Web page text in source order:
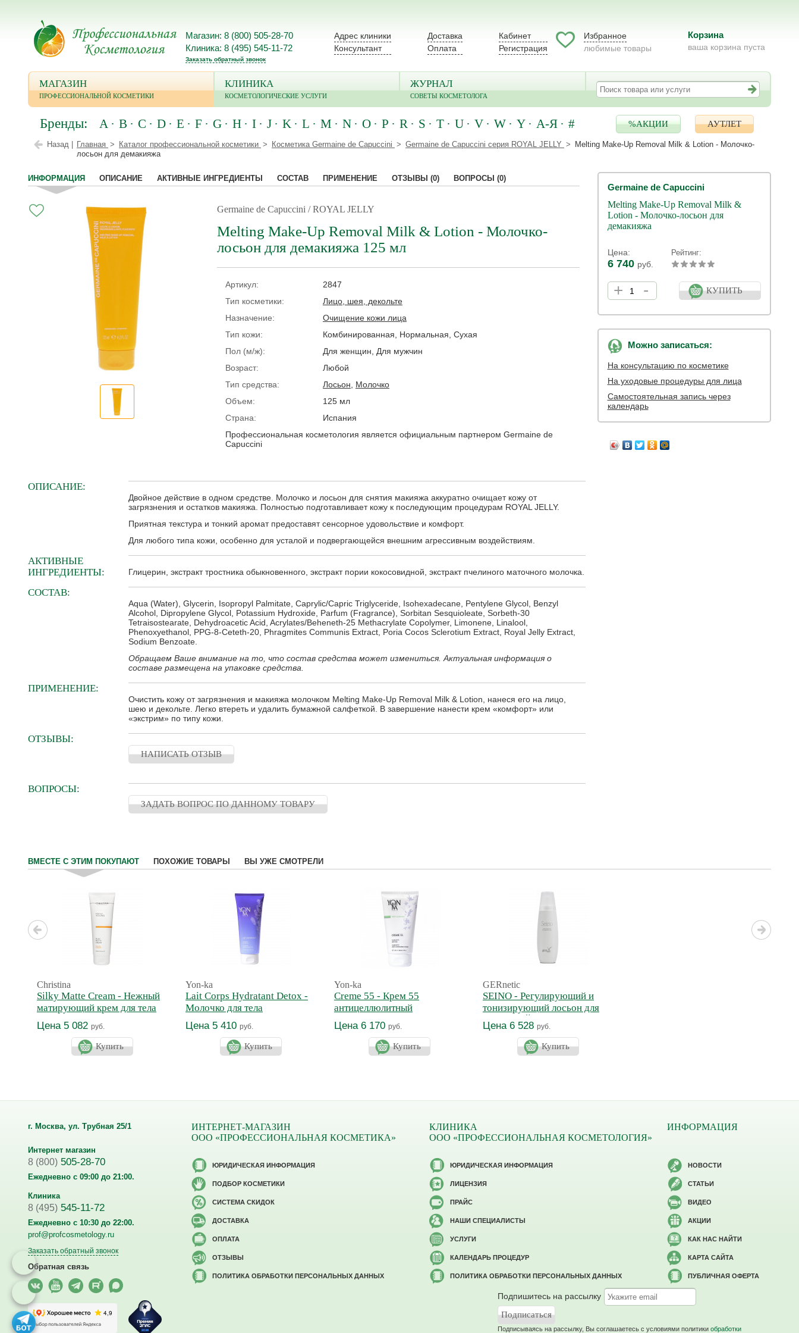
Магазин: 8 (800) 505-28-70
Клиника: 8 (495) 545-11-72
Заказать обратный звонок
Адрес клиники
Консультант
Доставка
Оплата
Кабинет
Регистрация
Избранное
любимые товары
Корзина
ваша корзина пуста
МАГАЗИН
ПРОФЕССИОНАЛЬНОЙ КОСМЕТИКИ
КЛИНИКА
КОСМЕТОЛОГИЧЕСКИЕ УСЛУГИ
ЖУРНАЛ
СОВЕТЫ КОСМЕТОЛОГА
Бренды: A B C D E F G H I J K L M N O P R S T U V W Y А-Я # %АКЦИИ АУТЛЕТ
Назад | Главная Каталог профессиональной косметики Косметика Germaine de Capuccini Germaine de Capuccini серия ROYAL JELLY
Melting Make-Up Removal Milk & Lotion - Молочко-
лосьон для демакияжа
ИНФОРМАЦИЯ ОПИСАНИЕ АКТИВНЫЕ ИНГРЕДИЕНТЫ СОСТАВ ПРИМЕНЕНИЕ ОТЗЫВЫ (0) ВОПРОСЫ (0)
Germaine de Capuccini / ROYAL JELLY
Melting Make-Up Removal Milk & Lotion - Молочко-
лосьон для демакияжа 125 мл
Артикул:
2847
Тип косметики:
Лицо, шея, декольте
Назначение:
Очищение кожи лица
Тип кожи:
Комбинированная, Нормальная, Сухая
Пол (м/ж):
Для женщин, Для мужчин
Возраст:
Любой
Тип средства:
Лосьон
Молочко
Объем:
125 мл
Страна:
Испания
Профессиональная косметология является официальным партнером Germaine de
Capuccini
Germaine de Capuccini
Melting Make-Up Removal Milk &
Lotion - Молочко-лосьон для
демакияжа
Цена:
6 740 руб.
Рейтинг:
+ - КУПИТЬ
Можно записаться:
На консультацию по косметике
На уходовые процедуры для лица
Самостоятельная запись через
календарь
ОПИСАНИЕ:
Двойное действие в одном средстве. Молочко и лосьон для снятия макияжа аккуратно очищает кожу от
загрязнения и остатков макияжа. Полностью подготавливает кожу к последующим процедурам ROYAL JELLY.
Приятная текстура и тонкий аромат предоставят сенсорное удовольствие и комфорт.
Для любого типа кожи, особенно для усталой и подвергающейся внешним агрессивным воздействиям.
АКТИВНЫЕ
ИНГРЕДИЕНТЫ:
Глицерин, экстракт тростника обыкновенного, экстракт пории кокосовидной, экстракт пчелиного маточного молочка.
СОСТАВ:
Aqua (Water), Glycerin, Isopropyl Palmitate, Caprylic/Capric Triglyceride, Isohexadecane, Pentylene Glycol, Benzyl
Alcohol, Dipropylene Glycol, Potassium Hydroxide, Parfum (Fragrance), Sorbitan Sesquioleate, Sorbeth-30
Tetraisostearate, Dehydroacetic Acid, Acrylates/Beheneth-25 Methacrylate Copolymer, Limonene, Linalool,
Phenoxyethanol, PPG-8-Ceteth-20, Phragmites Communis Extract, Poria Cocos Sclerotium Extract, Royal Jelly Extract,
Sodium Benzoate.
Обращаем Ваше внимание на то, что состав средства может измениться. Актуальная информация о
составе размещена на упаковке средства.
ПРИМЕНЕНИЕ:
Очистить кожу от загрязнения и макияжа молочком Melting Make-Up Removal Milk & Lotion, нанеся его на лицо,
шею и декольте. Легко втереть и удалить бумажной салфеткой. В завершение нанести крем «комфорт» или
«экстрим» по типу кожи.
ОТЗЫВЫ:
НАПИСАТЬ ОТЗЫВ
ВОПРОСЫ:
ЗАДАТЬ ВОПРОС ПО ДАННОМУ ТОВАРУ
ВМЕСТЕ С ЭТИМ ПОКУПАЮТ ПОХОЖИЕ ТОВАРЫ ВЫ УЖЕ СМОТРЕЛИ
Christina
Silky Matte Cream - Нежный
матирующий крем для тела
Цена 5 082 руб.
Купить
Yon-ka
Lait Corps Hydratant Detox -
Молочко для тела
увлажняющее Прованс
Цена 5 410 руб.
Купить
Yon-ka
Creme 55 - Крем 55
антицеллюлитный
Цена 6 170 руб.
Купить
GERnetic
SEINO - Регулирующий и
тонизирующий лосьон для
бюста СЕЙНО
Цена 6 528 руб.
Купить
г. Москва, ул. Трубная 25/1
Интернет магазин
8 (800) 505-28-70
Ежедневно с 09:00 до 21:00.
Клиника
8 (495) 545-11-72
Ежедневно с 10:30 до 22:00.
prof@profcosmetology.ru
Заказать обратный звонок
Обратная связь
ИНТЕРНЕТ-МАГАЗИН
ООО «ПРОФЕССИОНАЛЬНАЯ КОСМЕТИКА»
ЮРИДИЧЕСКАЯ ИНФОРМАЦИЯ
ПОДБОР КОСМЕТИКИ
CИСТЕМА СКИДОК
ДОСТАВКА
ОПЛАТА
ОТЗЫВЫ
ПОЛИТИКА ОБРАБОТКИ ПЕРСОНАЛЬНЫХ ДАННЫХ
КЛИНИКА
ООО «ПРОФЕССИОНАЛЬНАЯ КОСМЕТОЛОГИЯ»
ЮРИДИЧЕСКАЯ ИНФОРМАЦИЯ
ЛИЦЕНЗИЯ
ПРАЙС
НАШИ СПЕЦИАЛИСТЫ
УСЛУГИ
КАЛЕНДАРЬ ПРОЦЕДУР
ПОЛИТИКА ОБРАБОТКИ ПЕРСОНАЛЬНЫХ ДАННЫХ
ИНФОРМАЦИЯ
НОВОСТИ
СТАТЬИ
ВИДЕО
АКЦИИ
КАК НАС НАЙТИ
КАРТА САЙТА
ПУБЛИЧНАЯ ОФЕРТА
Подпишитесь на рассылку
Подписываясь на рассылку, Вы соглашаетесь c условиями политики обработки